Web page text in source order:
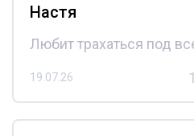
Настя
Любит трахаться под
19.07.26